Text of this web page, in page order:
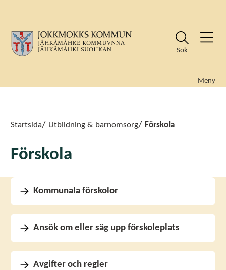
Sök
Meny
Startsida Utbildning & barnomsorg Förskola
Förskola
Kommunala förskolor
Ansök om eller säg upp förskoleplats
Avgifter och regler